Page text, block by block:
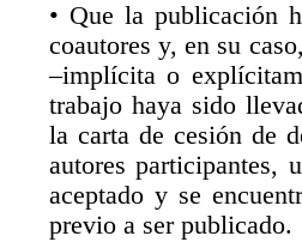
• Que la publicación
coautores y, en su
–implícita o
trabajo haya sido
la carta de cesión de
autores participantes,
aceptado y se
previo a ser publicado.